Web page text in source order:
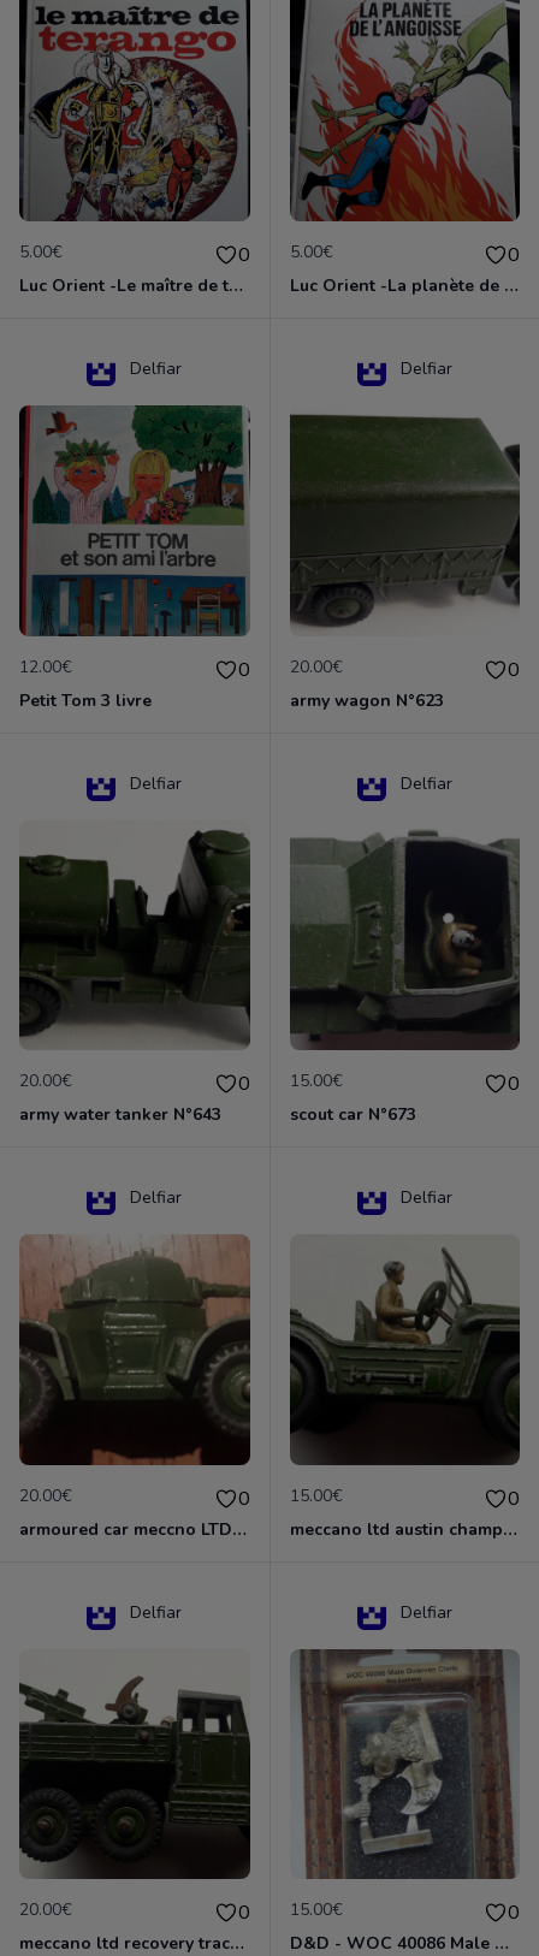
5.00€ 0
Luc Orient -Le maître de terango
5.00€ 0
Luc Orient -La planète de l'angoisse
Delfiar
12.00€ 0
Petit Tom 3 livre
Delfiar
20.00€ 0
army wagon N°623
Delfiar
20.00€ 0
army water tanker N°643
Delfiar
15.00€ 0
scout car N°673
Delfiar
20.00€ 0
armoured car meccno LTD N°670
Delfiar
15.00€ 0
meccano ltd austin champ N°674
Delfiar
20.00€ 0
meccano ltd recovery tractor N°661
Delfiar
15.00€ 0
D&D - WOC 40086 Male Dwarven Cleric Miniature - Donjons Dragons